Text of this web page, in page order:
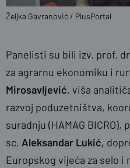
Željka Gavranović / PlusPortal
Panelisti su bili izv. prof.
za agrarnu ekonomiku i
Mirosavljević, viša
razvoj poduzetništva,
suradnju (HAMAG BICRO),
sc. Aleksandar Lukić,
Europskog vijeća za selo i